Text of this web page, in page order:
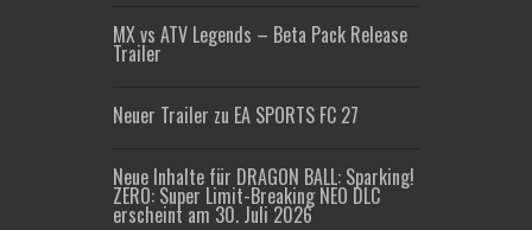
MX vs ATV Legends – Beta Pack Release
Trailer
Neuer Trailer zu EA SPORTS FC 27
Neue Inhalte für DRAGON BALL: Sparking!
ZERO: Super Limit-Breaking NEO DLC
erscheint am 30. Juli 2026